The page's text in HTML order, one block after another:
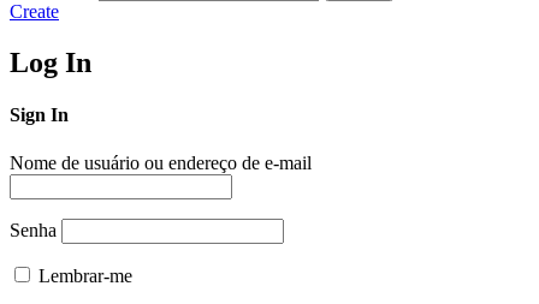
Create
Log In
Sign In
Nome de usuário ou endereço de e-mail
Senha
Lembrar-me